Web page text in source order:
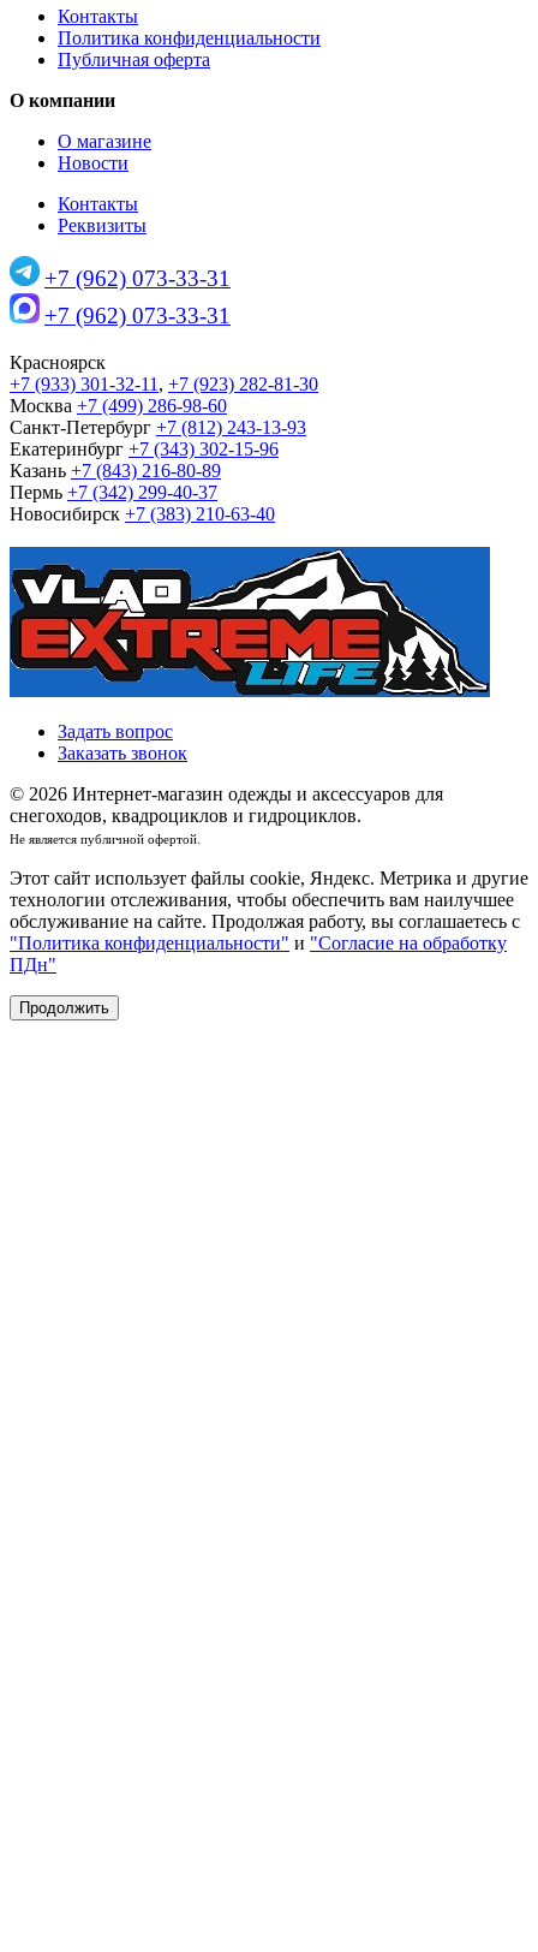
Контакты
Политика конфиденциальности
Публичная оферта
О компании
О магазине
Новости
Контакты
Реквизиты
+7 (962) 073-33-31
+7 (962) 073-33-31
Красноярск
+7 (933) 301-32-11 , +7 (923) 282-81-30
Москва +7 (499) 286-98-60
Санкт-Петербург +7 (812) 243-13-93
Екатеринбург +7 (343) 302-15-96
Казань +7 (843) 216-80-89
Пермь +7 (342) 299-40-37
Новосибирск +7 (383) 210-63-40
Задать вопрос
Заказать звонок
© 2026 Интернет-магазин одежды и аксессуаров для
снегоходов, квадроциклов и гидроциклов.
Не является публичной офертой.
Этот сайт использует файлы cookie, Яндекс. Метрика и другие
технологии отслеживания, чтобы обеспечить вам наилучшее
обслуживание на сайте. Продолжая работу, вы соглашаетесь с
"Политика конфиденциальности" и "Согласие на обработку
ПДн"
Продолжить